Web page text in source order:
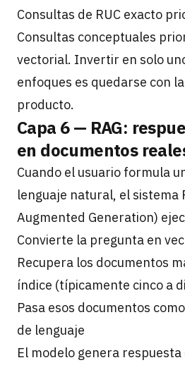
Consultas de RUC exacto
Consultas conceptuales
vectorial. Invertir en solo
enfoques es quedarse con
producto.
Capa 6 — RAG:
en documentos
Cuando el usuario formula
lenguaje natural, el sistema
Augmented Generation)
Convierte la pregunta en
Recupera los documentos
índice (típicamente cinco a
Pasa esos documentos
de lenguaje
El modelo genera